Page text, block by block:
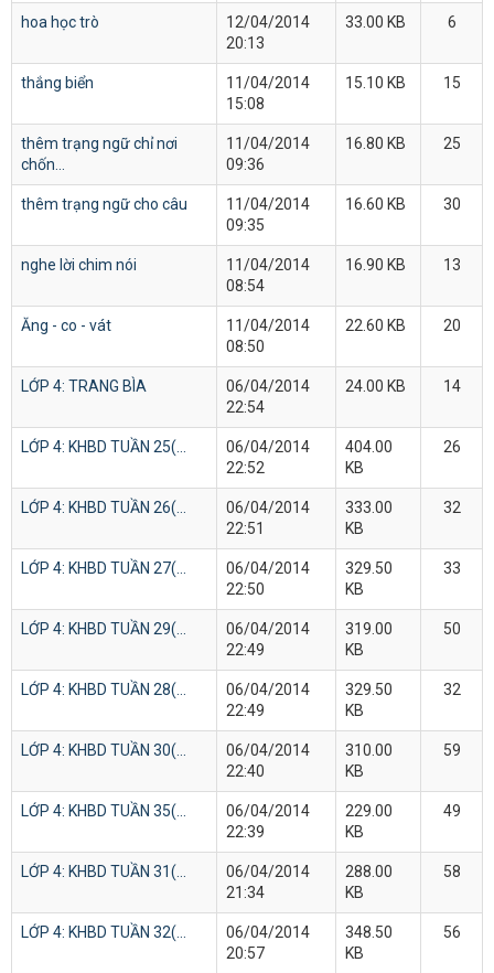
hoa học trò
12/04/2014
20:13
33.00 KB 6
thắng biển
11/04/2014
15:08
15.10 KB 15
thêm trạng ngữ chỉ nơi
chốn...
11/04/2014
09:36
16.80 KB 25
thêm trạng ngữ cho câu
11/04/2014
09:35
16.60 KB 30
nghe lời chim nói
11/04/2014
08:54
16.90 KB 13
Ăng - co - vát
11/04/2014
08:50
22.60 KB 20
LỚP 4: TRANG BÌA
06/04/2014
22:54
24.00 KB 14
LỚP 4: KHBD TUẦN 25(...
06/04/2014
22:52
404.00
KB
26
LỚP 4: KHBD TUẦN 26(...
06/04/2014
22:51
333.00
KB
32
LỚP 4: KHBD TUẦN 27(...
06/04/2014
22:50
329.50
KB
33
LỚP 4: KHBD TUẦN 29(...
06/04/2014
22:49
319.00
KB
50
LỚP 4: KHBD TUẦN 28(...
06/04/2014
22:49
329.50
KB
32
LỚP 4: KHBD TUẦN 30(...
06/04/2014
22:40
310.00
KB
59
LỚP 4: KHBD TUẦN 35(...
06/04/2014
22:39
229.00
KB
49
LỚP 4: KHBD TUẦN 31(...
06/04/2014
21:34
288.00
KB
58
LỚP 4: KHBD TUẦN 32(...
06/04/2014
20:57
348.50
KB
56